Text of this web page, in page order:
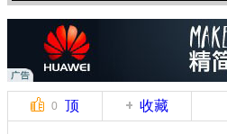
0 顶 收藏